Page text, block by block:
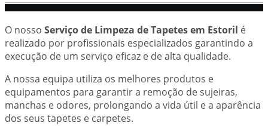
O nosso Serviço de Limpeza de Tapetes em Estoril é
realizado por profissionais especializados garantindo a
execução de um serviço eficaz e de alta qualidade.
A nossa equipa utiliza os melhores produtos e
equipamentos para garantir a remoção de sujeiras,
manchas e odores, prolongando a vida útil e a aparência
dos seus tapetes e carpetes.